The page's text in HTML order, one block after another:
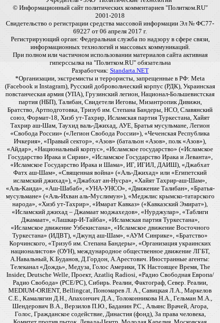
© Информационный сайт политических комментариев "Политком.RU"
2001-2018
Свидетельство о регистрации средства массовой информации Эл № ФС77-
69227 от 06 апреля 2017 г.
Регистрирующий орган: Федеральная служба по надзору в сфере связи,
информационных технологий и массовых коммуникаций.
При полном или частичном использовании материалов сайта активная
гиперссылка на "Политком.RU" обязательна
Разработчик: Standarta.NET
*Организации, экстремисты и террористы, запрещенные в РФ: Meta
(Facebook и Instagram), Русский добровольческий корпус (РДК), Украинская
повстанческая армия (УПА), Грузинский легион, Национал-Большевистская
партия (НБП), Талибан, Свидетели Иеговы, Мизантропик Дивижн,
Братство, Артподготовка, Тризуб им. Степана Бандеры, НСО, Славянский
союз, Формат-18, Хизб ут-Тахрир, Исламская партия Туркестана, Хайят
Тахрир аш-Шам, Таухид валь-Джихад, АУЕ, Братья мусульмане, Легион
«Свобода России» («Легион Свобода России»), «Чеченская Республика
Ичкерия», «Правый сектор», «Азов» (батальон «Азов», полк «Азов»),
«Айдар», «Национальный корпус», «Исламское государство» («Исламское
Государство Ирака и Сирии», «Исламское Государство Ирака и Леванта»,
«Исламское Государство Ирака и Шама», ИГ, ИГИЛ, ДАИШ), «Джабхат
Фатх аш-Шам», «Священная война» («Аль-Джихад» или «Египетский
исламский джихад»), «Джабхат ан-Нусра», «Хайят Тахрир-аш-Шам»,
«Аль-Каида», «Аш-Шабаб», «УНА-УНСО», «Движение Талибан», «Братья-
мусульмане» («Аль-Ихван аль-Муслимун»), «Меджлис крымско-татарского
народа», «Хизб ут-Тахрир», «Имарат Кавказ» («Кавказский Эмират»),
«Исламский джихад – Джамаат моджахедов», «Нурджулар», «Таблиги
Джамаат», «Лашкар-И-Тайба», «Исламская партия Туркестана»,
«Исламское движение Узбекистана», «Исламское движение Восточного
Туркестана» (ИДВТ), «Джунд аш-Шам», «АУМ Синрике», «Братство»
Корчинского, «Тризуб им. Степана Бандеры», «Организация украинских
националистов» (ОУН), международное общественное движение ЛГБТ,
А.Навальный, К.Буданов, Д.Гордон, А.Арестович. Иностранные агенты:
Телеканал «Дождь», Медуза, Голос Америки, ТК Настоящее Время, The
Insider, Deutsche Welle, Проект, Azatliq Radiosi, «Радио Свободная Европа/
Радио Свобода» (PCE/PC), Сибирь. Реалии, Фактограф, Север. Реалии,
MEDIUM-ORIENT, Bellingcat, Пономарев Л. А., Савицкая Л.А., Маркелов
С.Е., Камалягин Д.Н., Апахончич Д.А., Толоконникова Н.А., Гельман М.А.,
Шендерович В.А., Верзилов П.Ю., Баданин Р.С., Альянс Врачей, Агора,
Голос, Гражданское содействие, Династия (фонд), За права человека,